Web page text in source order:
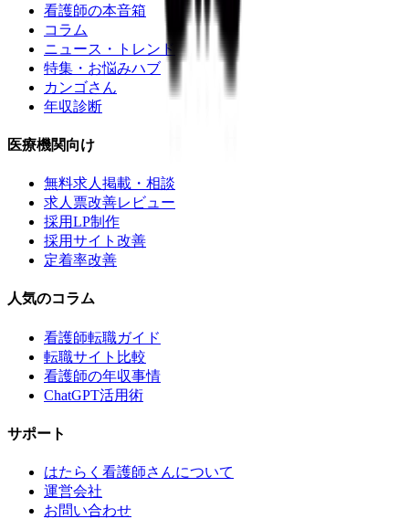
看護師の本音箱
コラム
ニュース・トレンド
特集・お悩みハブ
カンゴさん
年収診断
医療機関向け
無料求人掲載・相談
求人票改善レビュー
採用LP制作
採用サイト改善
定着率改善
人気のコラム
看護師転職ガイド
転職サイト比較
看護師の年収事情
ChatGPT活用術
サポート
はたらく看護師さんについて
運営会社
お問い合わせ